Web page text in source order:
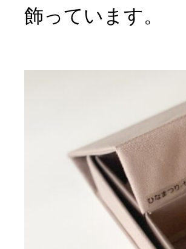
飾っています。